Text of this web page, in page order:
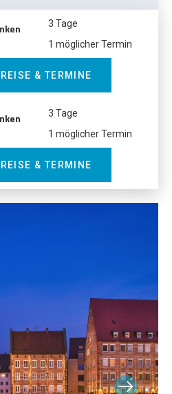
3 Tage
1 möglicher Termin
& TERMINE
3 Tage
1 möglicher Termin
& TERMINE